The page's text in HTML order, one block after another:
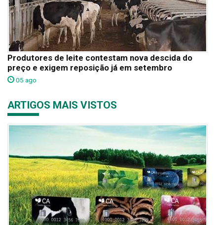
Produtores de leite contestam nova descida do
preço e exigem reposição já em setembro
05 ago
ARTIGOS MAIS VISTOS